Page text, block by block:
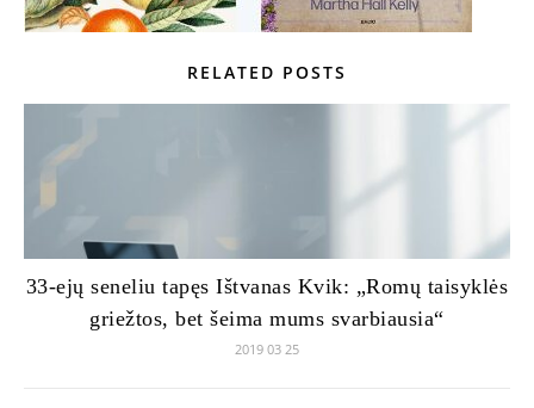
RELATED POSTS
33-ejų seneliu tapęs Ištvanas Kvik: „Romų taisyklės
griežtos, bet šeima mums svarbiausia“
2019 03 25